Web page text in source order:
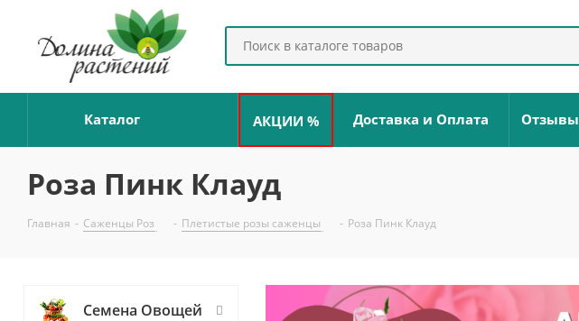
Каталог АКЦИИ % Доставка и Оплата Отзывы
Роза Пинк Клауд
Главная - Саженцы Роз - Плетистые розы саженцы - Роза Пинк Клауд
Семена Овощей